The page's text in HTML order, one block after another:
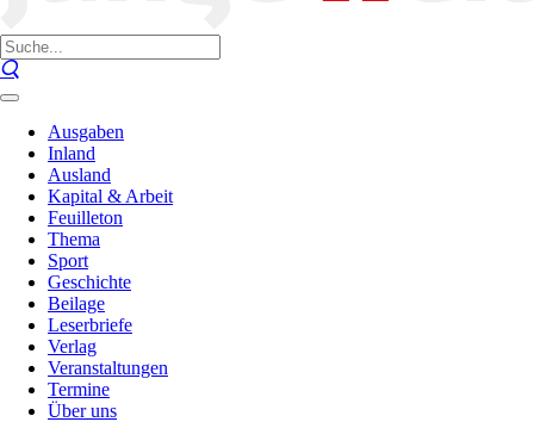
Ausgaben
Inland
Ausland
Kapital & Arbeit
Feuilleton
Thema
Sport
Geschichte
Beilage
Leserbriefe
Verlag
Veranstaltungen
Termine
Über uns